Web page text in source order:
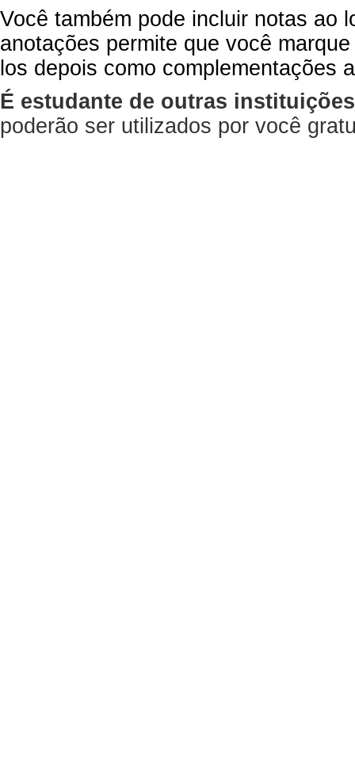
Você também pode incluir notas ao
anotações permite que você
los depois como complementações
É estudante de outras
poderão ser utilizados por você